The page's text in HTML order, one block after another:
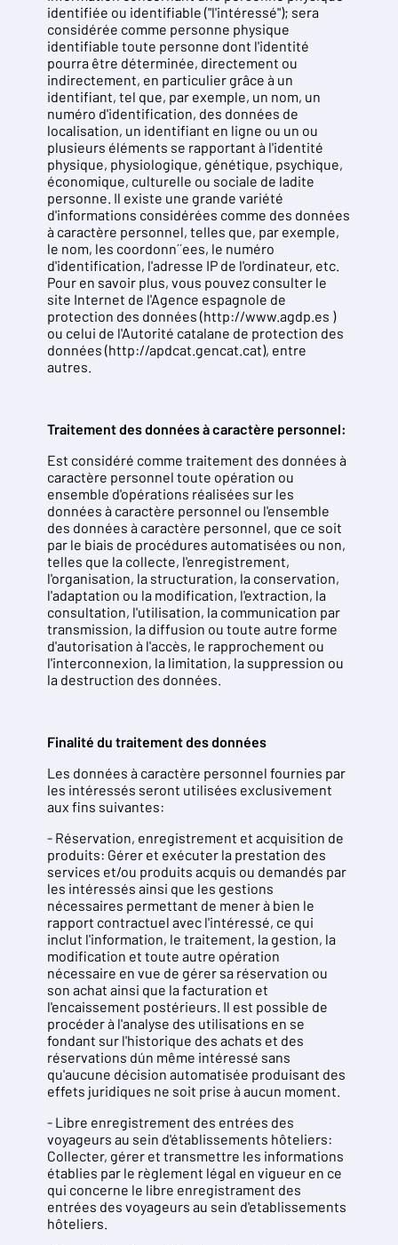
identifiée ou identifiable ("l'intéressé"); sera
considérée comme personne physique
identifiable toute personne dont l'identité
pourra être déterminée, directement ou
indirectement, en particulier grâce à un
identifiant, tel que, par exemple, un nom, un
numéro d'identification, des données de
localisation, un identifiant en ligne ou un ou
plusieurs éléments se rapportant à l'identité
physique, physiologique, génétique, psychique,
économique, culturelle ou sociale de ladite
personne. Il existe une grande variété
d'informations considérées comme des données
à caractère personnel, telles que, par exemple,
le nom, les coordonn´´ees, le numéro
d'identification, l'adresse IP de l'ordinateur, etc.
Pour en savoir plus, vous pouvez consulter le
site Internet de l'Agence espagnole de
protection des données (http://www.agdp.es )
ou celui de l'Autorité catalane de protection des
données (http://apdcat.gencat.cat), entre
autres.
Traitement des données à caractère personnel:
Est considéré comme traitement des données à
caractère personnel toute opération ou
ensemble d'opérations réalisées sur les
données à caractère personnel ou l'ensemble
des données à caractère personnel, que ce soit
par le biais de procédures automatisées ou non,
telles que la collecte, l'enregistrement,
l'organisation, la structuration, la conservation,
l'adaptation ou la modification, l'extraction, la
consultation, l'utilisation, la communication par
transmission, la diffusion ou toute autre forme
d'autorisation à l'accès, le rapprochement ou
l'interconnexion, la limitation, la suppression ou
la destruction des données.
Finalité du traitement des données
Les données à caractère personnel fournies par
les intéressés seront utilisées exclusivement
aux fins suivantes:
- Réservation, enregistrement et acquisition de
produits: Gérer et exécuter la prestation des
services et/ou produits acquis ou demandés par
les intéressés ainsi que les gestions
nécessaires permettant de mener à bien le
rapport contractuel avec l'intéressé, ce qui
inclut l'information, le traitement, la gestion, la
modification et toute autre opération
nécessaire en vue de gérer sa réservation ou
son achat ainsi que la facturation et
l'encaissement postérieurs. Il est possible de
procéder à l'analyse des utilisations en se
fondant sur l'historique des achats et des
réservations dún même intéressé sans
qu'aucune décision automatisée produisant des
effets juridiques ne soit prise à aucun moment.
- Libre enregistrement des entrées des
voyageurs au sein d'établissements hôteliers:
Collecter, gérer et transmettre les informations
établies par le règlement légal en vigueur en ce
qui concerne le libre enregistrament des
entrées des voyageurs au sein d'etablissements
hôteliers.